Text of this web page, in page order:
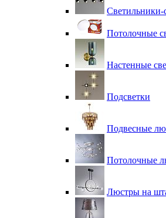
Светильники-
Потолочные
Настенные
Подсветки
Подвесные
Потолочные
Люстры на